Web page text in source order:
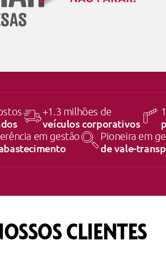
+1.3 milhões de
veículos corporativos
em gestão Pioneira em
de vale-
CLIENTES